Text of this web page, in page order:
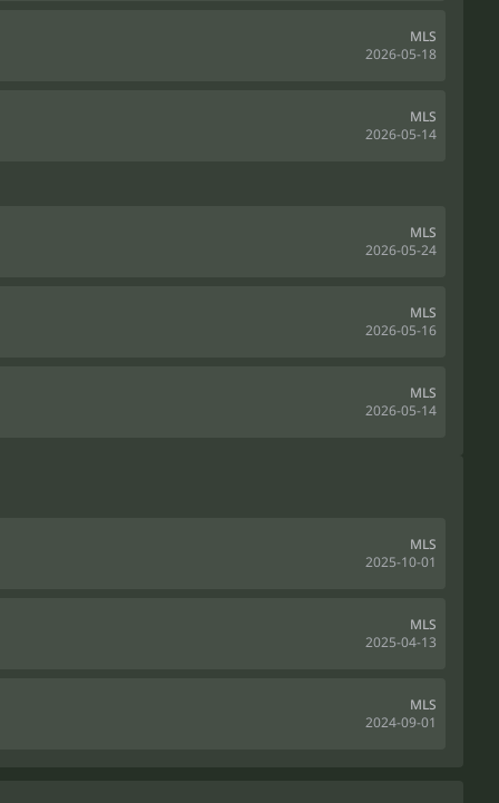
MLS
2026-05-18
MLS
2026-05-14
MLS
2026-05-24
MLS
2026-05-16
MLS
2026-05-14
MLS
2025-10-01
MLS
2025-04-13
MLS
2024-09-01